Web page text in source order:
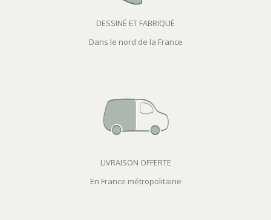
DESSINÉ ET FABRIQUÉ
Dans le nord de la France
LIVRAISON OFFERTE
En France métropolitaine